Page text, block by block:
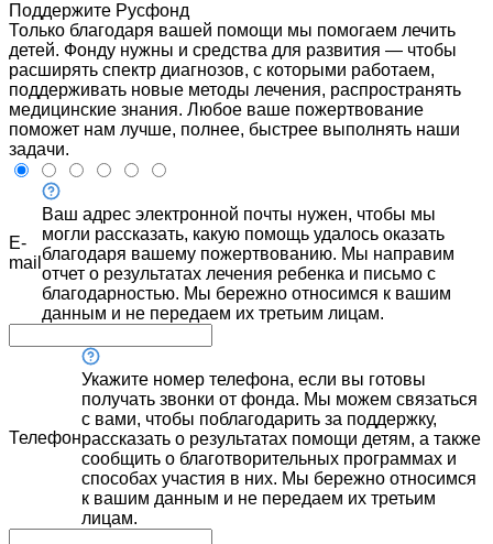
Поддержите Русфонд
Только благодаря вашей помощи мы помогаем лечить
детей. Фонду нужны и средства для развития — чтобы
расширять спектр диагнозов, с которыми работаем,
поддерживать новые методы лечения, распространять
медицинские знания. Любое ваше пожертвование
поможет нам лучше, полнее, быстрее выполнять наши
задачи.
E-
mail
Ваш адрес электронной почты нужен, чтобы мы
могли рассказать, какую помощь удалось оказать
благодаря вашему пожертвованию. Мы направим
отчет о результатах лечения ребенка и письмо с
благодарностью. Мы бережно относимся к вашим
данным и не передаем их третьим лицам.
Телефон
Укажите номер телефона, если вы готовы
получать звонки от фонда. Мы можем связаться
с вами, чтобы поблагодарить за поддержку,
рассказать о результатах помощи детям, а также
сообщить о благотворительных программах и
способах участия в них. Мы бережно относимся
к вашим данным и не передаем их третьим
лицам.